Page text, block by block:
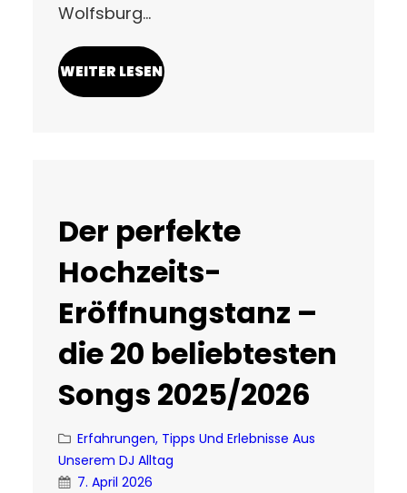
Wolfsburg…
WEITER LESEN
Der perfekte
Hochzeits-
Eröffnungstanz –
die 20 beliebtesten
Songs 2025/2026
Erfahrungen, Tipps Und Erlebnisse Aus
Unserem DJ Alltag
7. April 2026